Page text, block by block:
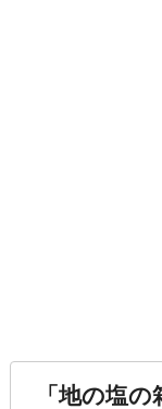
「地の塩